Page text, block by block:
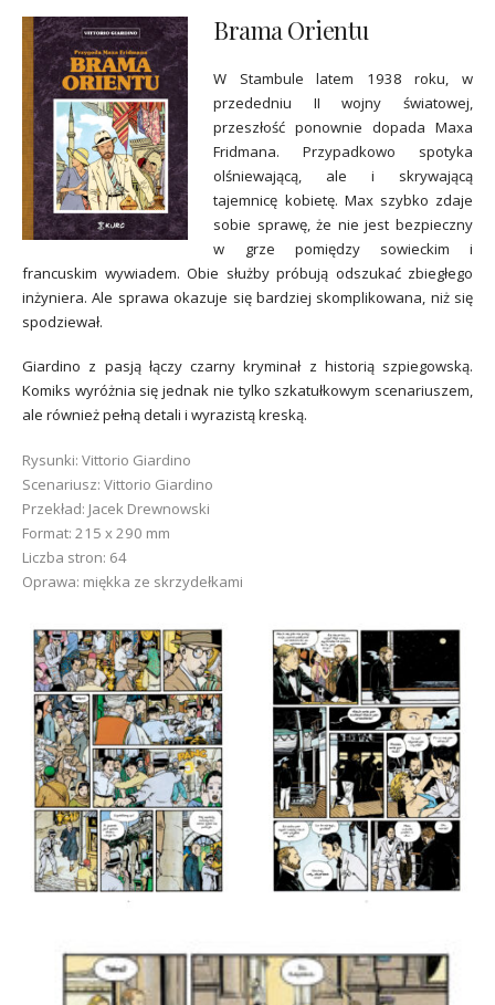
Brama Orientu
W Stambule latem 1938 roku, w
przededniu II wojny światowej,
przeszłość ponownie dopada Maxa
Fridmana. Przypadkowo spotyka
olśniewającą, ale i skrywającą
tajemnicę kobietę. Max szybko zdaje
sobie sprawę, że nie jest bezpieczny
w grze pomiędzy sowieckim i
francuskim wywiadem. Obie służby próbują odszukać zbiegłego
inżyniera. Ale sprawa okazuje się bardziej skomplikowana, niż się
spodziewał.
Giardino z pasją łączy czarny kryminał z historią szpiegowską.
Komiks wyróżnia się jednak nie tylko szkatułkowym scenariuszem,
ale również pełną detali i wyrazistą kreską.
Rysunki: Vittorio Giardino
Scenariusz: Vittorio Giardino
Przekład: Jacek Drewnowski
Format: 215 x 290 mm
Liczba stron: 64
Oprawa: miękka ze skrzydełkami